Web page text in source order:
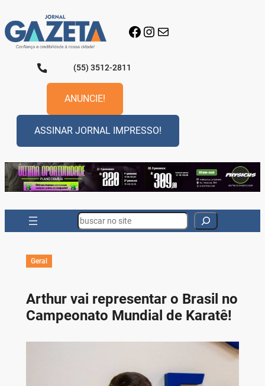
para
o
conteúdo
Facebook
Instagram
E-mail
(55) 3512-2811
ANUNCIE!
ASSINAR JORNAL IMPRESSO!
Search
Geral
Arthur vai representar o Brasil no
Campeonato Mundial de Karatê!